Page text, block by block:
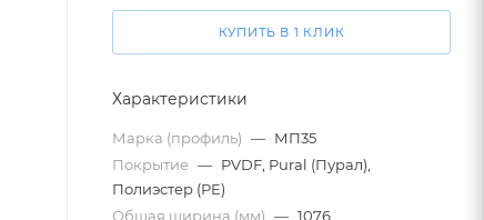
КУПИТЬ В 1 КЛИК
Характеристики
Марка (профиль) — МП35
Покрытие — PVDF, Pural (Пурал),
Полиэстер (PE)
Общая ширина (мм) — 1076